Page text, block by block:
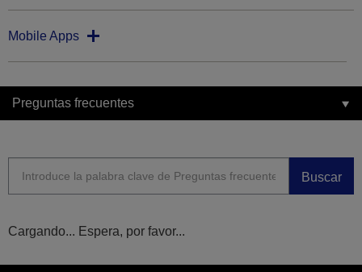
Mobile Apps
Preguntas frecuentes
Buscar
Cargando... Espera, por favor...